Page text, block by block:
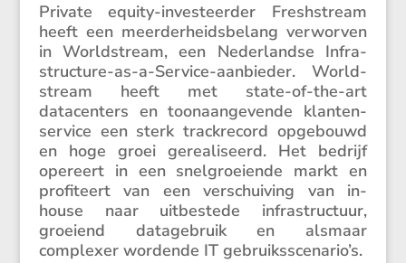
Private equity-inves­teerder Fresh­stream
heeft een meerder­heids­be­lang verworven
in World­stream, een Neder­landse Infra­
struc­ture-as-a-Service-aanbieder. World­
stream heeft met state-of-the-art
datacen­ters en toonaan­ge­vende klanten­
ser­vice een sterk track­re­cord opgebouwd
en hoge groei gerea­li­seerd. Het bedrijf
opereert in een snelgroei­ende markt en
profi­teert van een verschui­ving van in-
house naar uitbe­stede infra­struc­tuur,
groeiend datage­bruik en alsmaar
complexer wordende IT gebruiksscenario’s.